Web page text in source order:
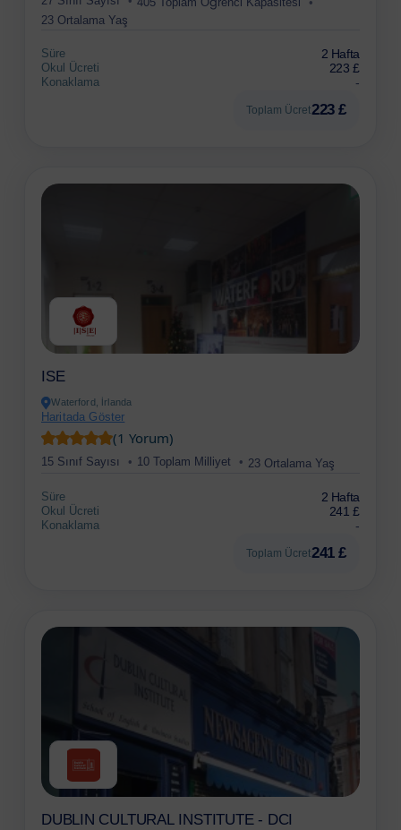
23 Ortalama Yaş
Süre 2 Hafta
Okul Ücreti 223 £
Konaklama -
Toplam Ücret223 £
ISE
Waterford, İrlanda
Haritada Göster
(1 Yorum)
15 Sınıf Sayısı 10 Toplam Milliyet 23 Ortalama Yaş
Süre 2 Hafta
Okul Ücreti 241 £
Konaklama -
Toplam Ücret241 £
DUBLIN CULTURAL INSTITUTE - DCI